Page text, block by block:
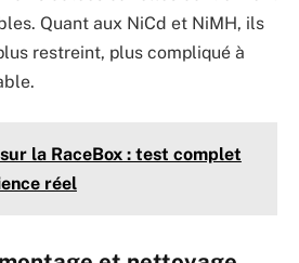
Quant aux NiCd et NiMH, ils
restreint, plus compliqué à
la RaceBox : test complet
réel